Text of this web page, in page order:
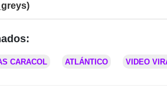
CARACOL ATLÁNTICO VIDEO